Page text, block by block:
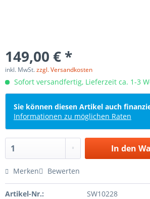
149,00 € *
inkl. MwSt.zzgl. Versandkosten
Sofort versandfertig, Lieferzeit ca. 1-3
Sie können diesen Artikel auch
Informationen zu möglichen Raten
In den
Merken Bewerten
Artikel-Nr.: SW10228